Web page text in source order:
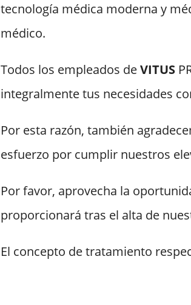
tecnología médica moderna y
médico.
Todos los empleados deVITUS
integralmente tus necesidades
Por esta razón, también
esfuerzo por cumplir nuestros
Por favor, aprovecha la
proporcionará tras el alta de
El concepto de tratamiento